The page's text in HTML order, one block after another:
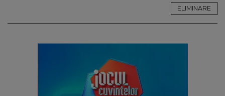
ELIMINARE